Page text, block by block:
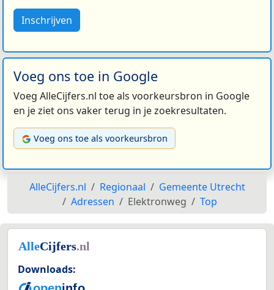
Inschrijven
Voeg ons toe in Google
Voeg AlleCijfers.nl toe als voorkeursbron in Google
en je ziet ons vaker terug in je zoekresultaten.
Voeg ons toe als voorkeursbron
AlleCijfers.nl Regionaal
Gemeente Utrecht
Adressen
Elektronweg Top
Downloads: